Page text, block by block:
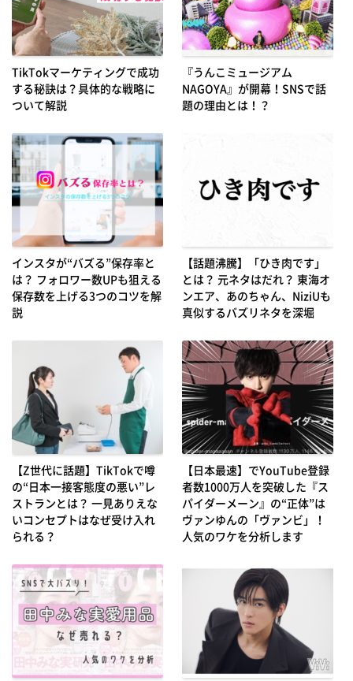
TikTokマーケティングで成功
する秘訣は？具体的な戦略に
ついて解説
『うんこミュージアム
NAGOYA』が開幕！SNSで話
題の理由とは！？
インスタが“バズる”保存率と
は？ フォロワー数UPも狙える
保存数を上げる3つのコツを解
説
【話題沸騰】「ひき肉です」
とは？ 元ネタはだれ？ 東海オ
ンエア、あのちゃん、NiziUも
真似するバズリネタを深堀
【Z世代に話題】TikTokで噂
の“日本一接客態度の悪い”レ
ストランとは？ 一見ありえな
いコンセプトはなぜ受け入れ
られる？
【日本最速】でYouTube登録
者数1000万人を突破した『ス
パイダーメーン』の“正体”は
ヴァンゆんの「ヴァンビ」！
人気のワケを分析します